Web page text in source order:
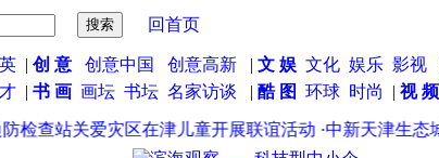
回首页
| 创 意 创意中国 创意高新 | 文 娱 文化 娱乐 影视
| 书 画 画坛 书坛 名家访谈 | 酷 图 环球 时尚 | 视 频
查站关爱灾区在津儿童开展联谊活动·中新天津生态城